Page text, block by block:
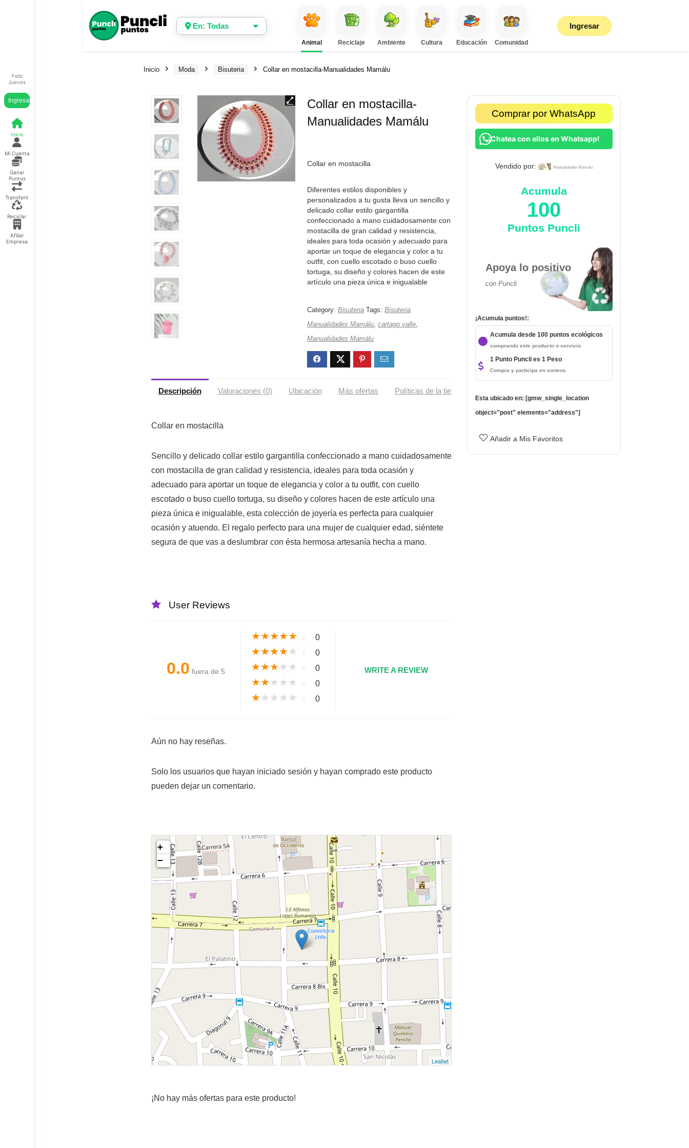
Feliz
Jueves
Ingresar
Inicio
Mi Cuenta
Ganar
Puntos
Transferir
Reciclar
Afiliar
Empresa
En: Todas
Animal Reciclaje Ambiente Cultura Educación Comunidad
Ingresar
Inicio Moda Bisuteria Collar en mostacilla-Manualidades Mamálu
Collar en mostacilla-
Manualidades Mamálu
Collar en mostacilla
Diferentes estilos disponibles y
personalizados a tu gusta lleva un sencillo y
delicado collar estilo gargantilla
confeccionado a mano cuidadosamente con
mostacilla de gran calidad y resistencia,
ideales para toda ocasión y adecuado para
aportar un toque de elegancia y color a tu
outfit, con cuello escotado o buso cuello
tortuga, su diseño y colores hacen de este
artículo una pieza única e inigualable
Category:Bisuteria Tags:Bisuteria
Manualidades Mamálu,cartago valle,
Manualidades Mamálu
Descripción Valoraciones (0) Ubicación Más ofertas Políticas de la tienda
Collar en mostacilla
Sencillo y delicado collar estilo gargantilla confeccionado a mano cuidadosamente
con mostacilla de gran calidad y resistencia, ideales para toda ocasión y
adecuado para aportar un toque de elegancia y color a tu outfit, con cuello
escotado o buso cuello tortuga, su diseño y colores hacen de este artículo una
pieza única e inigualable, esta colección de joyería es perfecta para cualquier
ocasión y atuendo. El regalo perfecto para una mujer de cualquier edad, siéntete
segura de que vas a deslumbrar con ésta hermosa artesanía hecha a mano.
User Reviews
0.0 fuera de 5
★★★★★ 0
★★★★★ 0
★★★★★ 0
★★★★★ 0
★★★★★ 0
WRITE A REVIEW
Aún no hay reseñas.
Solo los usuarios que hayan iniciado sesión y hayan comprado este producto
pueden dejar un comentario.
+
−
Leaflet
¡No hay más ofertas para este producto!
Comprar por WhatsApp
¡Chatea con ellos en Whatsapp!
Vendido por: Manualidades Mamalu
Acumula
100
Puntos Puncli
Apoya lo positivo
con Puncli
¡Acumula puntos!:
Acumula desde 100 puntos ecológicos
comprando este producto o servicio
1 Punto Puncli es 1 Peso
Compra y participa en sorteos
Esta ubicado en: [gmw_single_location
object="post" elements="address"]
Añadir a Mis Favoritos